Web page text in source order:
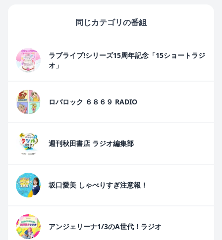
同じカテゴリの番組
ラブライブ!シリーズ15周年記念「15ショートラジ
オ」
ロバロック ６８６９ RADIO
週刊秋田書店 ラジオ編集部
坂口愛美 しゃべりすぎ注意報！
アンジェリーナ1/3のA世代！ラジオ